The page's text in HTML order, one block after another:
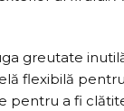
greutate
flexibilă
a fi